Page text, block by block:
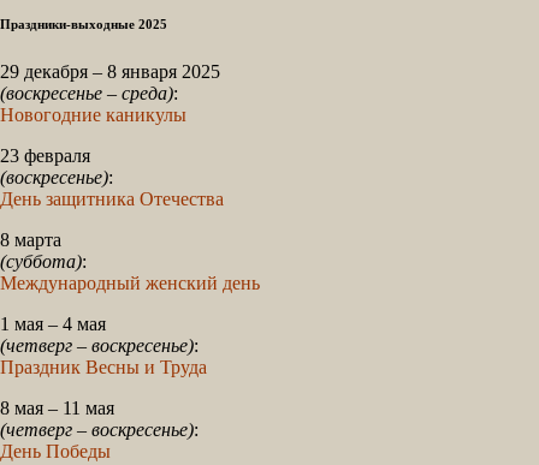
Праздники-выходные 2025
29 декабря – 8 января 2025
(воскресенье – среда):
Новогодние каникулы
23 февраля
(воскресенье):
День защитника Отечества
8 марта
(суббота):
Международный женский день
1 мая – 4 мая
(четверг – воскресенье):
Праздник Весны и Труда
8 мая – 11 мая
(четверг – воскресенье):
День Победы